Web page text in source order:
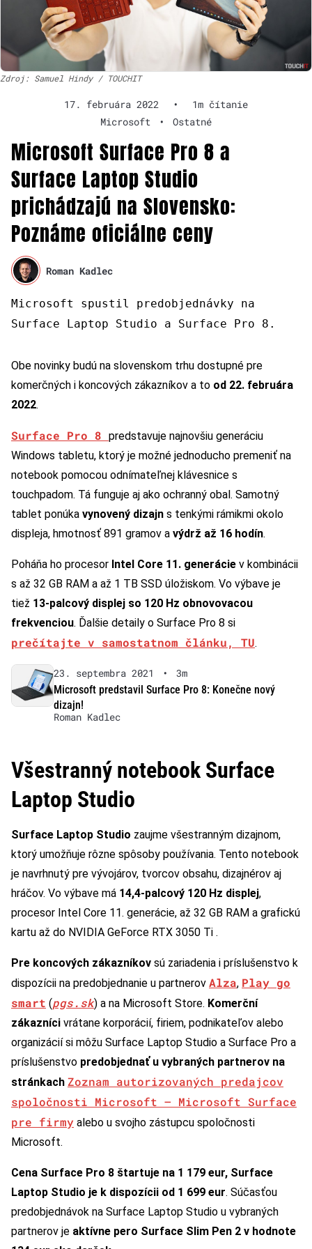
Zdroj: Samuel Hindy / TOUCHIT
17. februára 2022 •
1m čítanie
Microsoft
• Ostatné
Microsoft Surface Pro 8 a
Surface Laptop Studio
prichádzajú na Slovensko:
Poznáme oficiálne ceny
Roman Kadlec
Microsoft spustil predobjednávky na
Surface Laptop Studio a Surface Pro 8.
Obe novinky budú na slovenskom trhu dostupné pre
komerčných i koncových zákazníkov a to od 22. februára
2022.
Surface Pro 8 predstavuje najnovšiu generáciu
Windows tabletu, ktorý je možné jednoducho premeniť na
notebook pomocou odnímateľnej klávesnice s
touchpadom. Tá funguje aj ako ochranný obal. Samotný
tablet ponúka vynovený dizajn s tenkými rámikmi okolo
displeja, hmotnosť 891 gramov a výdrž až 16 hodín.
Poháňa ho procesor Intel Core 11. generácie v kombinácii
s až 32 GB RAM a až 1 TB SSD úložiskom. Vo výbave je
tiež 13-palcový displej so 120 Hz obnovovacou
frekvenciou. Ďalšie detaily o Surface Pro 8 si
prečítajte v samostatnom článku, TU.
23. septembra 2021 •
3m
Microsoft predstavil Surface Pro 8: Konečne nový
dizajn!
Roman Kadlec
Všestranný notebook Surface
Laptop Studio
Surface Laptop Studio zaujme všestranným dizajnom,
ktorý umožňuje rôzne spôsoby používania. Tento notebook
je navrhnutý pre vývojárov, tvorcov obsahu, dizajnérov aj
hráčov. Vo výbave má 14,4-palcový 120 Hz displej,
procesor Intel Core 11. generácie, až 32 GB RAM a grafickú
kartu až do NVIDIA GeForce RTX 3050 Ti .
Pre koncových zákazníkov sú zariadenia i príslušenstvo k
dispozícii na predobjednanie u partnerov Alza, Play go
smart (pgs.sk) a na Microsoft Store. Komerční
zákazníci vrátane korporácií, firiem, podnikateľov alebo
organizácií si môžu Surface Laptop Studio a Surface Pro a
príslušenstvo predobjednať u vybraných partnerov na
stránkach Zoznam autorizovaných predajcov
spoločnosti Microsoft – Microsoft Surface
pre firmy alebo u svojho zástupcu spoločnosti
Microsoft.
Cena Surface Pro 8 štartuje na 1 179 eur, Surface
Laptop Studio je k dispozícii od 1 699 eur. Súčasťou
predobjednávok na Surface Laptop Studio u vybraných
partnerov je aktívne pero Surface Slim Pen 2 v hodnote